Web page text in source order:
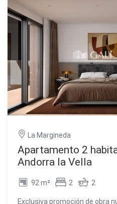
La Margineda
Apartamento 2
Andorra la Vella
92 m² 2 2
Exclusiva promoción de obra